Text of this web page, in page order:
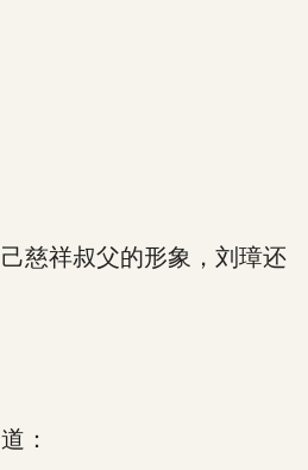
祥叔父的形象，刘璋还
：